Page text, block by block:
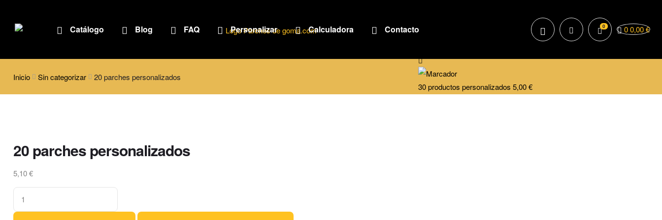
Catálogo Blog FAQ Personalizar Calculadora Contacto 0 0 0,00€
Inicio Sin categorizar 20 parches personalizados
30 productos personalizados 5,00€
20 parches personalizados
5,10€